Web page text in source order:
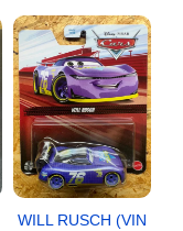
WILL RUSCH (VIN